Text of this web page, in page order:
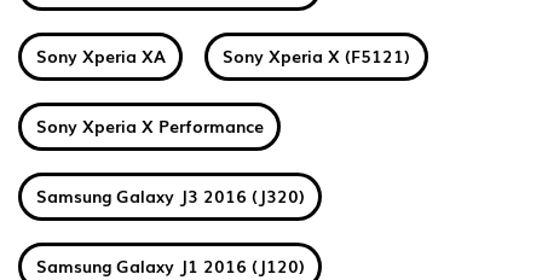
Sony Xperia XA Sony Xperia X (F5121)
Sony Xperia X Performance
Samsung Galaxy J3 2016 (J320)
Samsung Galaxy J1 2016 (J120)